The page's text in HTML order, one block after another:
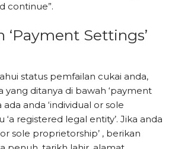
continue”.
‘Payment Settings’
status pemfailan cukai anda,
yang ditanya di bawah ‘payment
ada anda ‘individual or sole
‘a registered legal entity’. Jika anda
sole proprietorship’ , berikan